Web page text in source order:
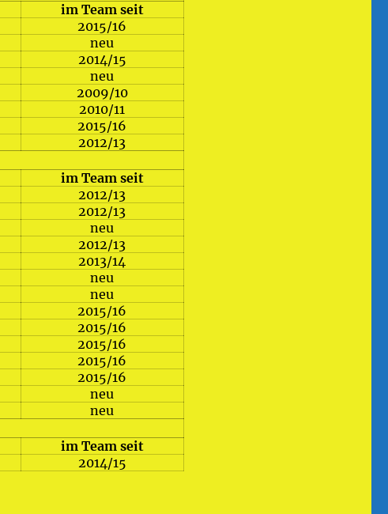
im Team seit
2015/16
neu
2014/15
neu
2009/10
2010/11
2015/16
2012/13
im Team seit
2012/13
2012/13
neu
2012/13
2013/14
neu
neu
2015/16
2015/16
2015/16
2015/16
2015/16
neu
neu
im Team seit
2014/15